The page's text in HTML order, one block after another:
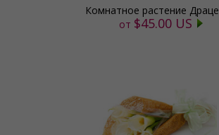
Комнатное растение
от $45.00 US